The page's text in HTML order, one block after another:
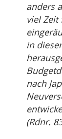
anders
viel
in
nach
(Rdnr.